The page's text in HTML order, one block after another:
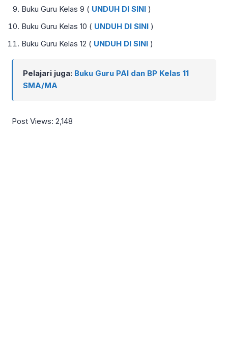
Buku Guru Kelas 9 ( UNDUH DI SINI )
Buku Guru Kelas 10 ( UNDUH DI SINI )
Buku Guru Kelas 12 ( UNDUH DI SINI )
Pelajari juga: Buku Guru PAI dan BP Kelas 11
SMA/MA
Post Views: 2,148